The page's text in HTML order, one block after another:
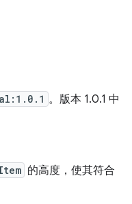
。版本 1.0.1 中
的高度，使其符合